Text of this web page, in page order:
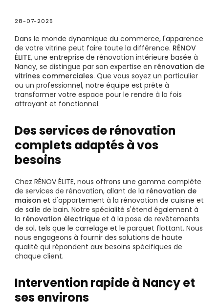
28-07-2025
Dans le monde dynamique du commerce, l'apparence
de votre vitrine peut faire toute la différence. RÉNOV
ÉLITE, une entreprise de rénovation intérieure basée à
Nancy, se distingue par son expertise en rénovation de
vitrines commerciales. Que vous soyez un particulier
ou un professionnel, notre équipe est prête à
transformer votre espace pour le rendre à la fois
attrayant et fonctionnel.
Des services de rénovation
complets adaptés à vos
besoins
Chez RÉNOV ÉLITE, nous offrons une gamme complète
de services de rénovation, allant de la rénovation de
maison et d'appartement à la rénovation de cuisine et
de salle de bain. Notre spécialité s'étend également à
la rénovation électrique et à la pose de revêtements
de sol, tels que le carrelage et le parquet flottant. Nous
nous engageons à fournir des solutions de haute
qualité qui répondent aux besoins spécifiques de
chaque client.
Intervention rapide à Nancy et
ses environs